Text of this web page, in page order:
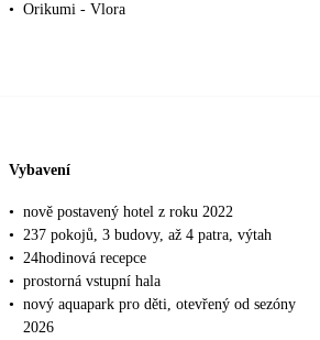
• Orikumi - Vlora
Vybavení
• nově postavený hotel z roku 2022
•
237 pokojů, 3 budovy, až 4 patra, výtah
•
24hodinová recepce
• prostorná vstupní hala
• nový aquapark pro děti, otevřený od sezóny
2026